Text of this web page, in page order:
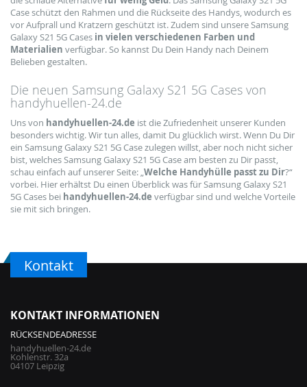
Case schützt den Rahmen und die Rückseite des Handys, wodurch es
vor Aufprall und Kratzern geschützt ist. Zudem sind unsere Samsung
Galaxy S21 5G Cases in vielen verschiedenen Farben und
Materialien verfügbar. So kannst Du Dein Handy nach Deinem
Belieben gestalten.
Die neuen Samsung Galaxy S21 5G Cases von
handyhuellen-24.de
Uns von handyhuellen-24.de ist die Zufriedenheit unserer Kunden
besonders wichtig. Wir tun alles, damit Du glücklich wirst. Wenn Du Dir
ein Samsung Galaxy S21 5G Case zulegen willst, aber noch nicht sicher
bist, welches Samsung Galaxy S21 5G Case am besten zu Dir passt,
schau einfach auf unserer Seite: „Welche Handyhülle passt zu Dir?“
vorbei. Hier erhältst Du einen Überblick was für Samsung Galaxy S21
5G Cases bei handyhuellen-24.de verfügbar sind und welche Vorteile
sie mit sich bringen.
Kontakt
KONTAKT INFORMATIONEN
RÜCKSENDEADRESSE
handyhuellen-24.de
Kohlenstr. 32a
04107 Leipzig